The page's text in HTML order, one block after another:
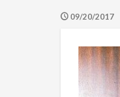
09/20/2017